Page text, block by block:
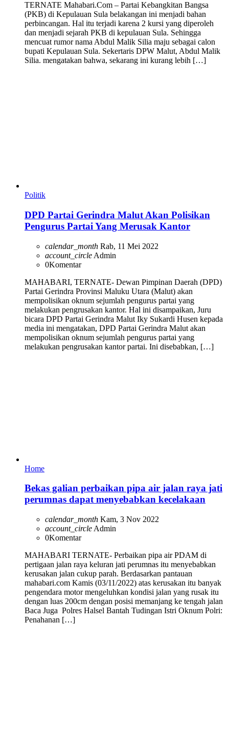
TERNATE Mahabari.Com – Partai Kebangkitan Bangsa
(PKB) di Kepulauan Sula belakangan ini menjadi bahan
perbincangan. Hal itu terjadi karena 2 kursi yang diperoleh
dan menjadi sejarah PKB di kepulauan Sula. Sehingga
mencuat rumor nama Abdul Malik Silia maju sebagai calon
bupati Kepulauan Sula. Sekertaris DPW Malut, Abdul Malik
Silia. mengatakan bahwa, sekarang ini kurang lebih […]
Politik
DPD Partai Gerindra Malut Akan Polisikan
Pengurus Partai Yang Merusak Kantor
calendar_month Rab, 11 Mei 2022
account_circle Admin
0Komentar
MAHABARI, TERNATE- Dewan Pimpinan Daerah (DPD)
Partai Gerindra Provinsi Maluku Utara (Malut) akan
mempolisikan oknum sejumlah pengurus partai yang
melakukan pengrusakan kantor. Hal ini disampaikan, Juru
bicara DPD Partai Gerindra Malut Iky Sukardi Husen kepada
media ini mengatakan, DPD Partai Gerindra Malut akan
mempolisikan oknum sejumlah pengurus partai yang
melakukan pengrusakan kantor partai. Ini disebabkan, […]
Home
Bekas galian perbaikan pipa air jalan raya jati
perumnas dapat menyebabkan kecelakaan
calendar_month Kam, 3 Nov 2022
account_circle Admin
0Komentar
MAHABARI TERNATE- Perbaikan pipa air PDAM di
pertigaan jalan raya keluran jati perumnas itu menyebabkan
kerusakan jalan cukup parah. Berdasarkan pantauan
mahabari.com Kamis (03/11/2022) atas kerusakan itu banyak
pengendara motor mengeluhkan kondisi jalan yang rusak itu
dengan luas 200cm dengan posisi memanjang ke tengah jalan
Baca Juga Polres Halsel Bantah Tudingan Istri Oknum Polri:
Penahanan […]